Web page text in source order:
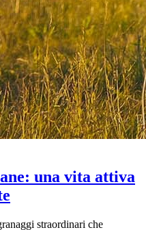
una vita attiva
straordinari che